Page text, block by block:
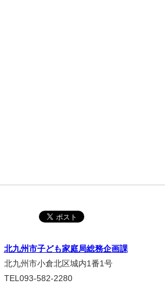
北九州市子ども家庭局総務企画課
北九州市小倉北区城内1番1号
TEL093-582-2280